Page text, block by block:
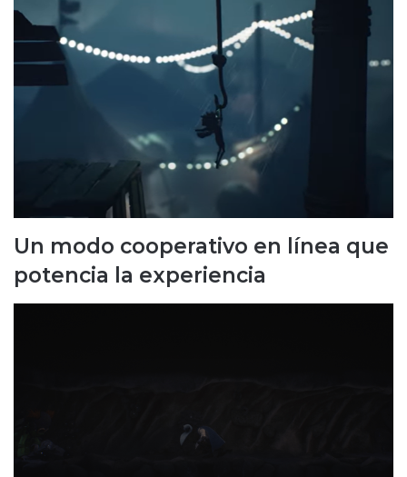
Un modo cooperativo en línea que
potencia la experiencia